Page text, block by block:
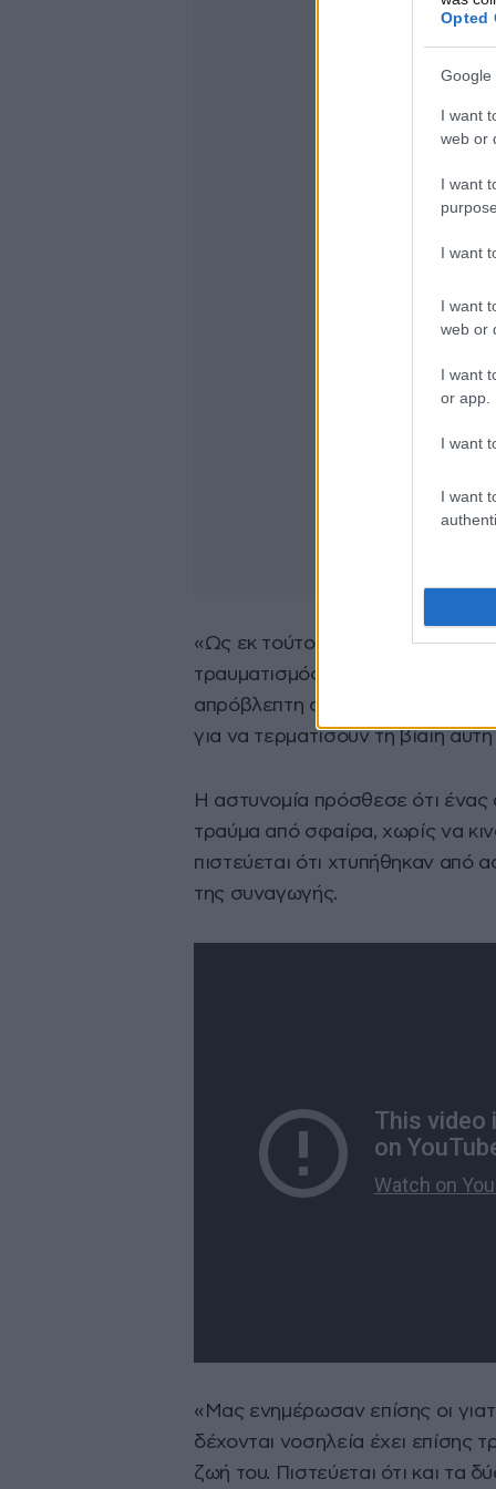
Opted
Google
I want
web or
I want
I want
I want
web or
I want
or app.
I want
I want
«Ως εκ τούτου, και υπό την
τραυματισμός αυτός ενδέχεται,
απρόβλεπτη συνέπεια της
για να τερματίσουν τη βίαιη
Η αστυνομία πρόσθεσε ότι ένας
τραύμα από σφαίρα, χωρίς να
πιστεύεται ότι χτυπήθηκαν από
της συναγωγής.
«Μας ενημέρωσαν επίσης οι
δέχονται νοσηλεία έχει επίσης
ζωή του. Πιστεύεται ότι και τα